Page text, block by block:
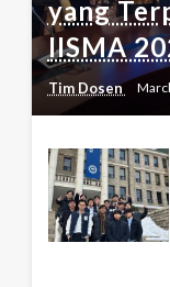
yang
IISMA
Tim Dosen